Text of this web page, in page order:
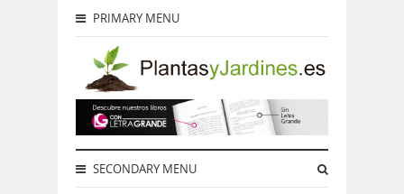
PRIMARY MENU
SECONDARY MENU